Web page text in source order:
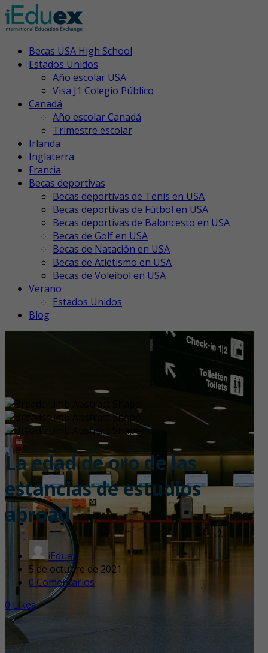
Becas USA High School
Estados Unidos
Año escolar USA
Visa J1 Colegio Público
Canadá
Año escolar Canadá
Trimestre escolar
Irlanda
Inglaterra
Francia
Becas deportivas
Becas deportivas de Tenis en USA
Becas deportivas de Fútbol en USA
Becas deportivas de Baloncesto en USA
Becas de Golf en USA
Becas de Natación en USA
Becas de Atletismo en USA
Becas de Voleibol en USA
Verano
Estados Unidos
Blog
La edad de oro de las
estancias de estudios
abroad
iEduex
5 de octubre de 2021
0 Comentarios
0 Likes